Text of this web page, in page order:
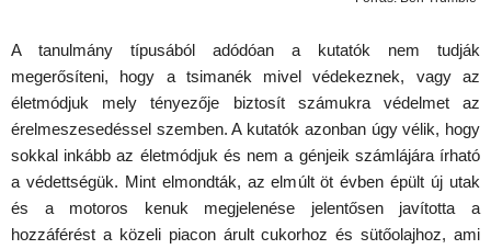
A tanulmány típusából adódóan a kutatók nem tudják
megerősíteni, hogy a tsimanék mivel védekeznek, vagy az
életmódjuk mely tényezője biztosít számukra védelmet az
érelmeszesedéssel szemben. A kutatók azonban úgy vélik, hogy
sokkal inkább az életmódjuk és nem a génjeik számlájára írható
a védettségük. Mint elmondták, az elmúlt öt évben épült új utak
és a motoros kenuk megjelenése jelentősen javította a
hozzáférést a közeli piacon árult cukorhoz és sütőolajhoz, ami